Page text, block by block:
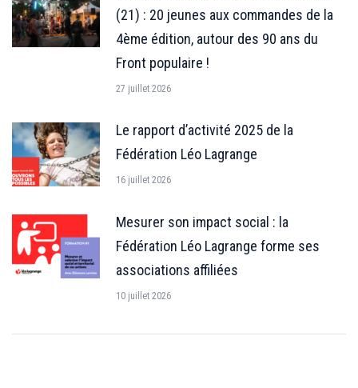
(21) : 20 jeunes aux commandes de la
4ème édition, autour des 90 ans du
Front populaire !
27 juillet 2026
Le rapport d’activité 2025 de la
Fédération Léo Lagrange
16 juillet 2026
Mesurer son impact social : la
Fédération Léo Lagrange forme ses
associations affiliées
10 juillet 2026